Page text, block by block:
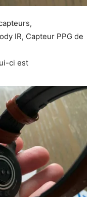
IR, Capteur PPG de
ci est